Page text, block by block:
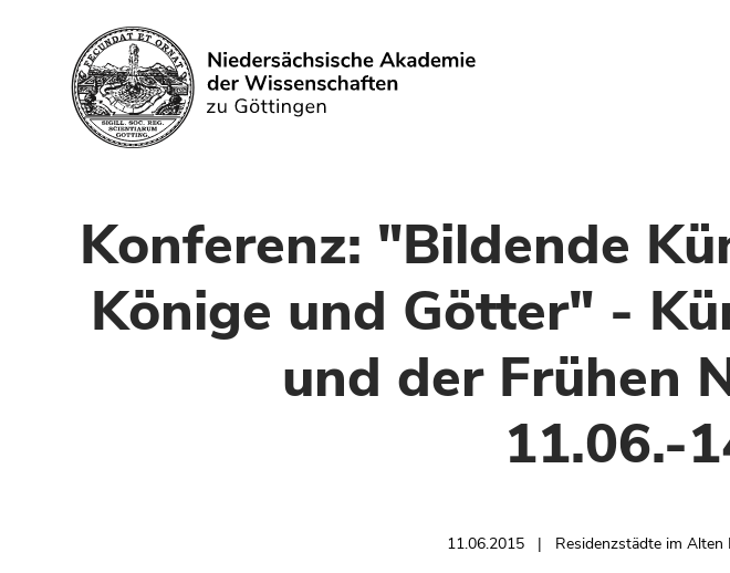
Suchen
Konferenz: "Bildende
Könige und Götter" -
und der Frühen
11.06.-
11.06.2015 Residenzstädte im